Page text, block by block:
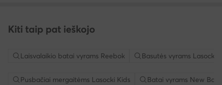
Kiti taip pat ieškojo
Laisvalaikio batai vyrams Reebok Basutės vyrams Lasocki
Pusbačiai mergaitėms Lasocki Kids Batai vyrams New